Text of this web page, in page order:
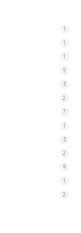
1
1
1
5
3
2
7
1
3
2
9
1
2